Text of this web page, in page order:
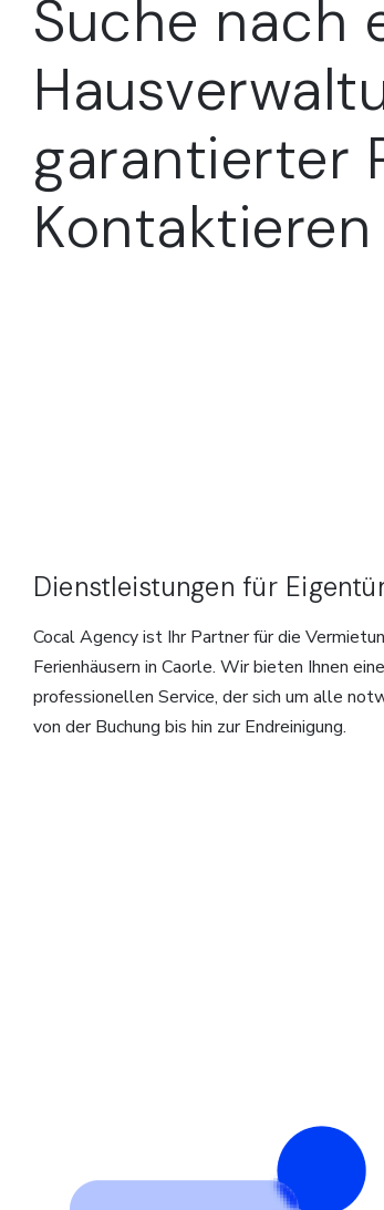
Suche nach
garantierter
Kontaktieren
Dienstleistungen für
Cocal Agency ist Ihr Partner für die
Ferienhäusern in Caorle. Wir bieten Ihnen
professionellen Service, der sich um alle
von der Buchung bis hin zur Endreinigung.